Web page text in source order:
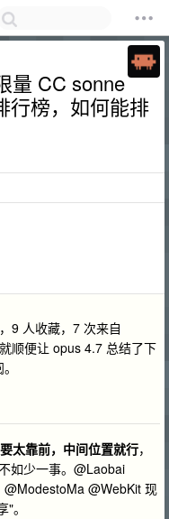
量 CC sonne
行榜，如何能排
9 人收藏，7 次来自
顺便让 opus 4.7 总结了下
太靠前，中间位置就行，
如少一事。@Laobai
@WebKit 现
。